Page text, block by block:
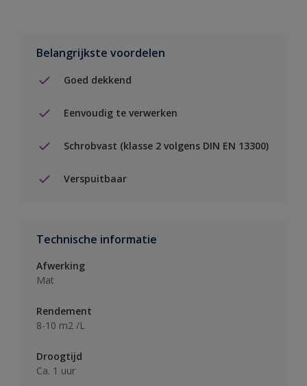
Belangrijkste voordelen
Goed dekkend
Eenvoudig te verwerken
Schrobvast (klasse 2 volgens DIN EN 13300)
Verspuitbaar
Technische informatie
Afwerking
Mat
Rendement
8-10 m2 /L
Droogtijd
Ca. 1 uur